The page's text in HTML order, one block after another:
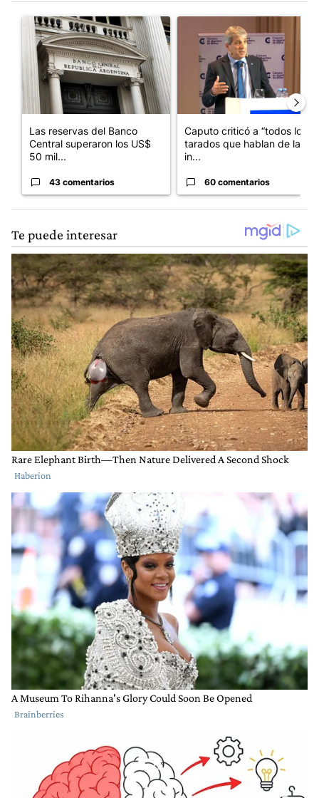
Un artículo de tendencia con el título "Las reservas del Banco
Las reservas del Banco
Central superaron los US$
50 mil...
43 comentarios
Caputo criticó a “todos los
tarados que hablan de la
in...
60 comentarios